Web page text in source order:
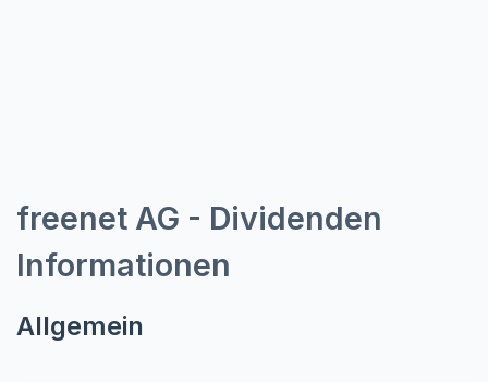
freenet AG - Dividenden
Informationen
Allgemein